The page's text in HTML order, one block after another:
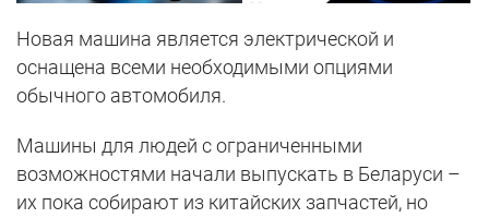
Новая машина является электрической и
оснащена всеми необходимыми опциями
обычного автомобиля.
Машины для людей с ограниченными
возможностями начали выпускать в Беларуси –
их пока собирают из китайских запчастей, но